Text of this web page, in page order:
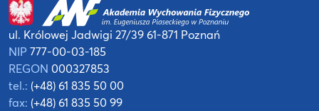
ul. Królowej Jadwigi 27/3961-871 Poznań
NIP 777-00-03-185
REGON 000327853
tel.: (+48) 61 835 50 00
fax: (+48) 61 835 50 99